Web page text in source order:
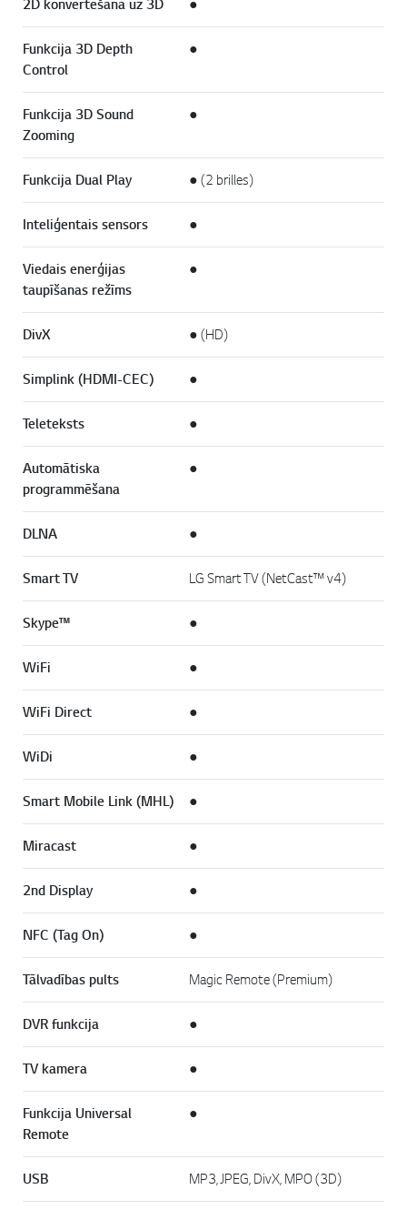
2D konvertēšana uz 3D
Funkcija 3D Depth
Control
●
Funkcija 3D Sound
Zooming
●
Funkcija Dual Play ● (2 brilles)
Inteliģentais sensors ●
Viedais enerģijas
taupīšanas režīms
●
DivX ● (HD)
Simplink (HDMI-CEC) ●
Teleteksts ●
Automātiska
programmēšana
●
DLNA ●
Smart TV LG Smart TV (NetCast™ v4)
Skype™ ●
WiFi ●
WiFi Direct ●
WiDi ●
Smart Mobile Link (MHL) ●
Miracast ●
2nd Display ●
NFC (Tag On) ●
Tālvadības pults Magic Remote (Premium)
DVR funkcija ●
TV kamera ●
Funkcija Universal
Remote
●
USB MP3, JPEG, DivX, MPO (3D)